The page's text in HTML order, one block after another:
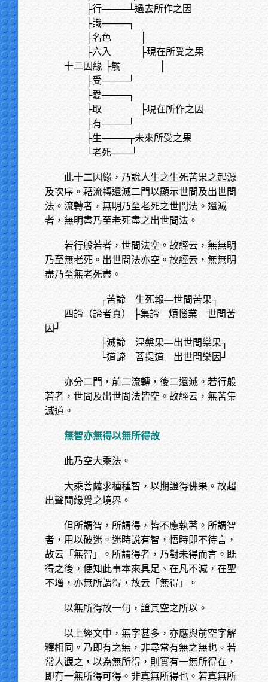
├行────┴過去所作之因
├識────┐
├名色 │
├六入 ├現在所受之果
十二因緣 ├觸 │
├受────┘
├愛────┐
├取 ├現在所作之因
├有────┘
├生────┬未來所受之果
└老死───┘
此十二因緣，乃說人生之生死苦果之起源
及次序。藉流轉還滅二門以顯示世間及出世間
法。流轉者，無明乃至老死之世間法。還滅
者，無明盡乃至老死盡之出世間法。
若行般若者，世間法空。故經云，無無明
乃至無老死。出世間法亦空。故經云，無無明
盡乃至無老死盡。
┌苦諦 生死報—世間苦果┐
四諦（諦者真） ├集諦 煩惱業—世間苦
因┘
├滅諦 涅槃果—出世間樂果┐
└道諦 菩提道—出世間樂因┘
亦分二門，前二流轉，後二還滅。若行般
若者，世間及出世間法皆空。故經云，無苦集
滅道。
無智亦無得以無所得故
此乃空大乘法。
大乘菩薩求種種智，以期證得佛果。故超
出聲聞緣覺之境界。
但所謂智，所謂得，皆不應執著。所謂智
者，用以破迷。迷時說有智，悟時即不待言，
故云「無智」。所謂得者，乃對未得而言。既
得之後，便知此事本來具足、在凡不減，在聖
不增，亦無所謂得，故云「無得」。
以無所得故一句，證其空之所以。
以上經文中，無字甚多，亦應與前空字解
釋相同。乃即有之無，非尋常有無之無也。若
常人觀之，以為無所得，則實有一無所得在，
即有一無所得可得。非真無所得也。若真無所